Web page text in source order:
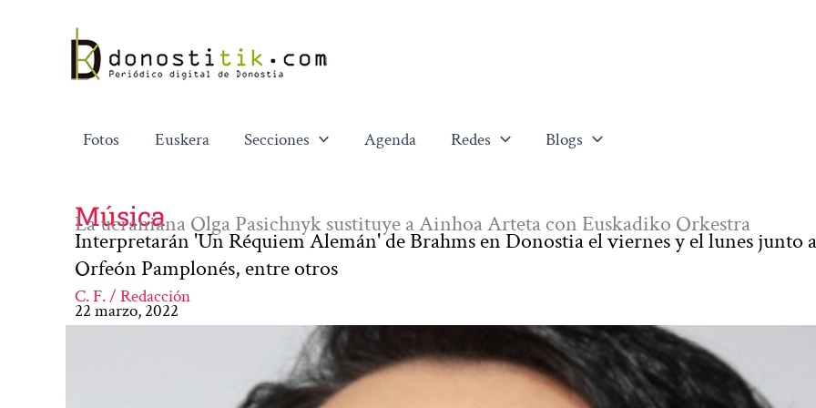
contenido
Fotos Euskera Secciones Agenda Redes Blogs
Música
La ucraniana Olga Pasichnyk sustituye a Ainhoa Arteta con Euskadiko Orkestra
Interpretarán 'Un Réquiem Alemán' de Brahms en Donostia el viernes y el lunes junto
Orfeón Pamplonés, entre otros
C. F. / Redacción
22 marzo, 2022